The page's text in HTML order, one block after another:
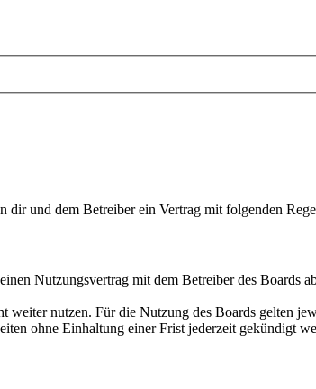
und dem Betreiber ein Vertrag mit folgenden
Nutzungsvertrag mit dem Betreiber des Boards
nutzen. Für die Nutzung des Boards gelten
ohne Einhaltung einer Frist jederzeit gekündigt